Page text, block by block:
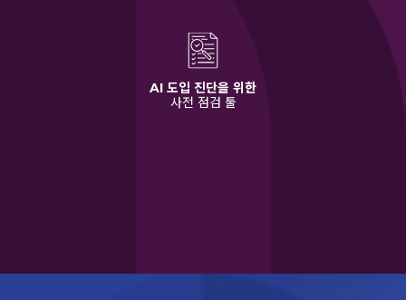
AI 도입 진단을 위한
사전 점검 툴